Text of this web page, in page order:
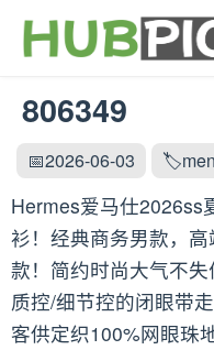
806349
📅2026-06-03
Hermes爱马仕2026ss
衫！经典商务男款，
款！简约时尚大气不
质控/细节控的闭眼带
客供定织100%网眼珠